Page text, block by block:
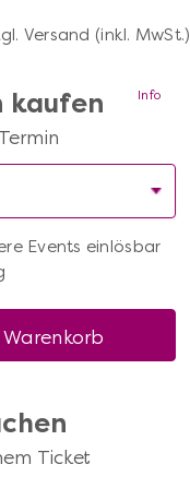
Versand (inkl. MwSt.)
kaufen
Events einlösbar
Ticket
Info